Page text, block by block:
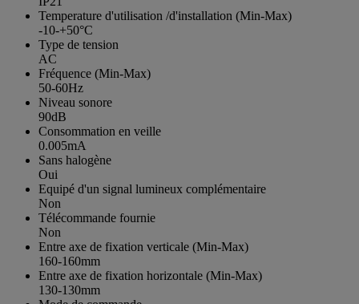
Temperature d'utilisation /d'installation (Min-Max)
-10-+50°C
Type de tension
AC
Fréquence (Min-Max)
50-60Hz
Niveau sonore
90dB
Consommation en veille
0.005mA
Sans halogène
Oui
Equipé d'un signal lumineux complémentaire
Non
Télécommande fournie
Non
Entre axe de fixation verticale (Min-Max)
160-160mm
Entre axe de fixation horizontale (Min-Max)
130-130mm